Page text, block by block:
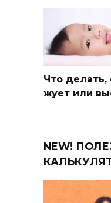
Что делать,
жует или
NEW!